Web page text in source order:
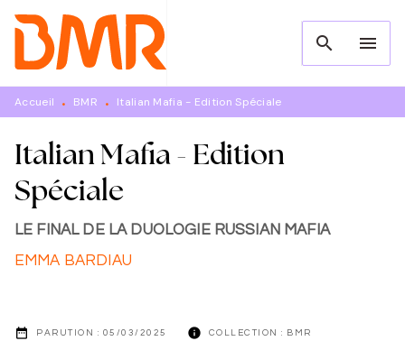
MENU RECHERCHE
PIED DE PAGE
search menu
Accueil • BMR • Italian Mafia - Edition Spéciale
Italian Mafia - Edition
Spéciale
LE FINAL DE LA DUOLOGIE RUSSIAN MAFIA
EMMA BARDIAU
date_range PARUTION : 05/03/2025 info COLLECTION : BMR